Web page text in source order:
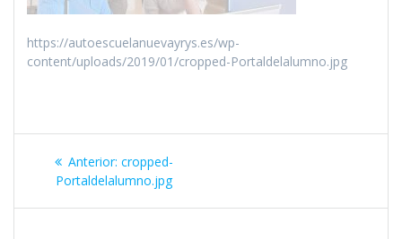
https://autoescuelanuevayrys.es/wp-
content/uploads/2019/01/cropped-Portaldelalumno.jpg
Navegación
Anterior: Entrada
anterior:
cropped-
Portaldelalumno.jpg